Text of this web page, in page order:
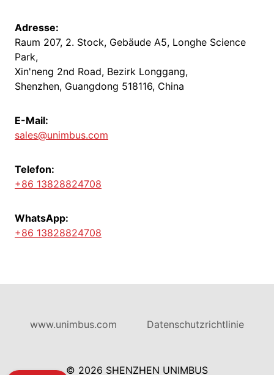
Adresse:
Raum 207, 2. Stock, Gebäude A5, Longhe Science
Park,
Xin'neng 2nd Road, Bezirk Longgang,
Shenzhen, Guangdong 518116, China
E-Mail:
sales@unimbus.com
Telefon:
+86 13828824708
WhatsApp:
+86 13828824708
www.unimbus.com Datenschutzrichtlinie
© 2026 SHENZHEN UNIMBUS